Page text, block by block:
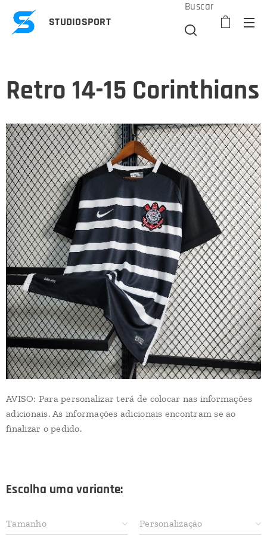
STUDIOSPORT
Buscar
Retro 14-15 Corinthians
AVISO: Para personalizar terá de colocar nas informações
adicionais. As informações adicionais encontram se ao
finalizar o pedido.
Escolha uma variante:
Tamanho Personalização